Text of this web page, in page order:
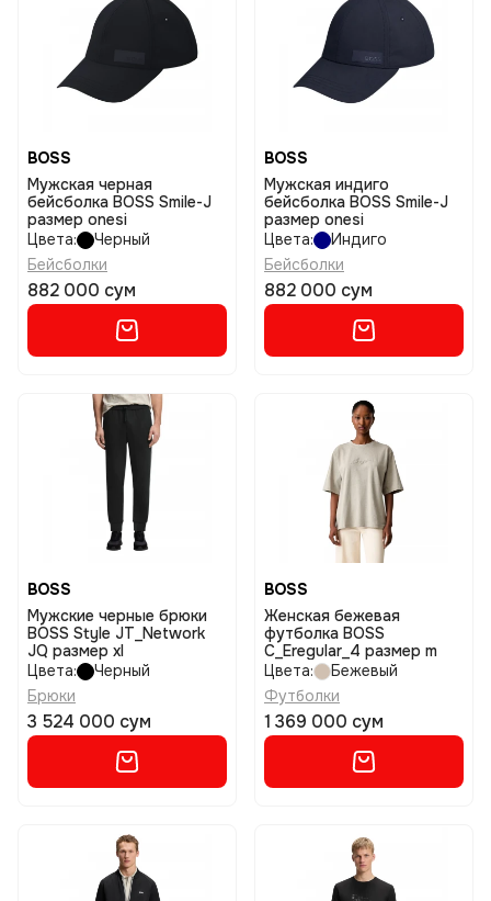
BOSS
Мужская черная
бейсболка BOSS Smile-J
размер onesi
Цвета:
Черный
Бейсболки
882 000 сум
BOSS
Мужская индиго
бейсболка BOSS Smile-J
размер onesi
Цвета:
Индиго
Бейсболки
882 000 сум
BOSS
Мужские черные брюки
BOSS Style JT_Network
JQ размер xl
Цвета:
Черный
Брюки
3 524 000 сум
BOSS
Женская бежевая
футболка BOSS
C_Eregular_4 размер m
Цвета:
Бежевый
Футболки
1 369 000 сум